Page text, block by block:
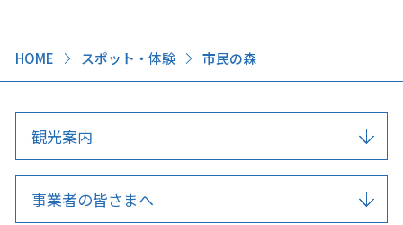
HOME スポット・体験 市民の森
観光案内
事業者の皆さまへ